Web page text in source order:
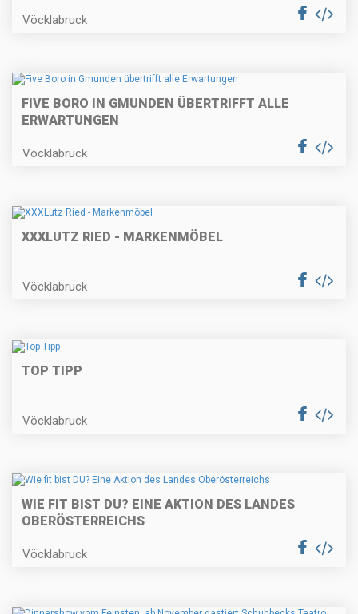
Vöcklabruck
FIVE BORO IN GMUNDEN ÜBERTRIFFT ALLE
ERWARTUNGEN
Vöcklabruck
XXXLUTZ RIED - MARKENMÖBEL
Vöcklabruck
TOP TIPP
Vöcklabruck
WIE FIT BIST DU? EINE AKTION DES LANDES
OBERÖSTERREICHS
Vöcklabruck